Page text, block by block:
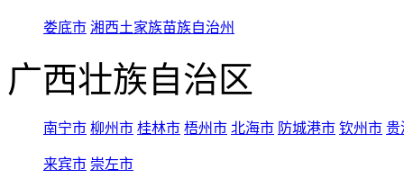
娄底市 湘西土家族苗族自治州
广西壮族自治区
南宁市 柳州市 桂林市 梧州市 北海市 防城港市 钦州市 贵
来宾市 崇左市